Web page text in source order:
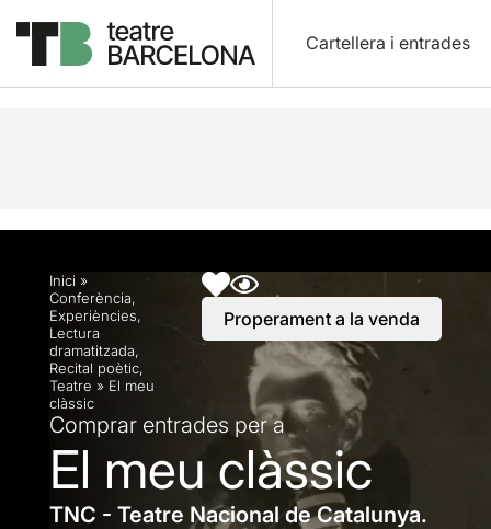
Cartellera i entrades
Descripció Horaris Fitxa artística Info
Inici »
Conferència,
Experiències,
Lectura
dramatitzada,
Recital poètic,
Teatre » El meu
clàssic
Properament a la venda
Comprar entrades per a
El meu clàssic
TNC - Teatre Nacional de Catalunya.